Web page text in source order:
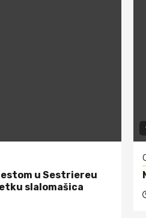
u Sestriereu
slalomašica